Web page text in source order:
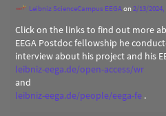
Leibniz ScienceCampus EEGAon2/13/2024,
Click on the links to find out more
EEGA Postdoc fellowship he
interview about his project and his
leibniz-eega.de/open-access/wr
and
leibniz-eega.de/people/eega-fe .